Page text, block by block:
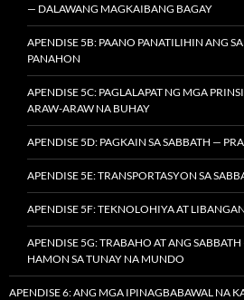
— DALAWANG MAGKAIBANG BAGAY
APENDISE 5B: PAANO PANATILIHIN ANG
PANAHON
APENDISE 5C: PAGLALAPAT NG MGA
ARAW-ARAW NA BUHAY
APENDISE 5D: PAGKAIN SA SABBATH —
APENDISE 5E: TRANSPORTASYON SA
APENDISE 5F: TEKNOLOHIYA AT
APENDISE 5G: TRABAHO AT ANG
HAMON SA TUNAY NA MUNDO
APENDISE 6: ANG MGA IPINAGBABAWAL NA